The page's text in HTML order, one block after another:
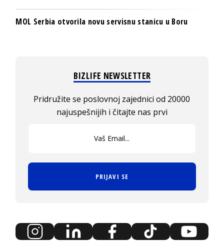
MOL Serbia otvorila novu servisnu stanicu u Boru
BIZLIFE NEWSLETTER
Pridružite se poslovnoj zajednici od 20000
najuspešnijih i čitajte nas prvi
PRIJAVI SE